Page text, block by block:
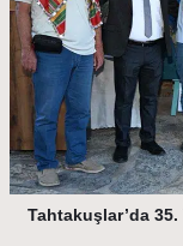
Tahtakuşlar’da 35.